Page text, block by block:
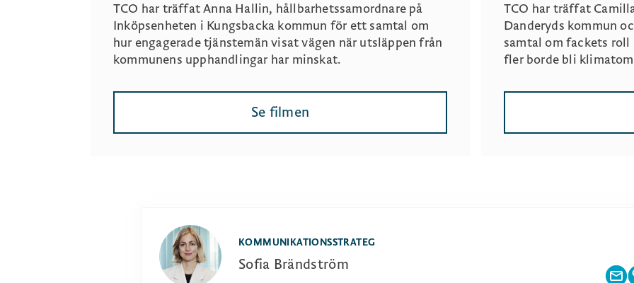
TCO har träffat Anna Hallin, hållbarhetssamordnare på
Inköpsenheten i Kungsbacka kommun för ett samtal om
hur engagerade tjänstemän visat vägen när utsläppen från
kommunens upphandlingar har minskat.
Se filmen
TCO har träffat
Danderyds kommun
samtal om fackets
fler borde bli
KOMMUNIKATIONSSTRATEG
Sofia Brändström